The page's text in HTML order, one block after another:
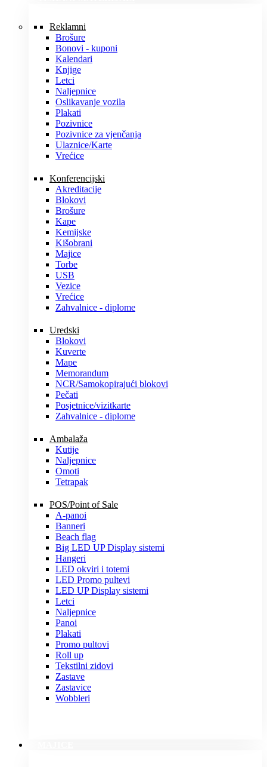
Reklamni
Brošure
Bonovi - kuponi
Kalendari
Knjige
Letci
Naljepnice
Oslikavanje vozila
Plakati
Pozivnice
Pozivnice za vjenčanja
Ulaznice/Karte
Vrećice
Konferencijski
Akreditacije
Blokovi
Brošure
Kape
Kemijske
Kišobrani
Majice
Torbe
USB
Vezice
Vrećice
Zahvalnice - diplome
Uredski
Blokovi
Kuverte
Mape
Memorandum
NCR/Samokopirajući blokovi
Pečati
Posjetnice/vizitkarte
Zahvalnice - diplome
Ambalaža
Kutije
Naljepnice
Omoti
Tetrapak
POS/Point of Sale
A-panoi
Banneri
Beach flag
Big LED UP Display sistemi
Hangeri
LED okviri i totemi
LED Promo pultevi
LED UP Display sistemi
Letci
Naljepnice
Panoi
Plakati
Promo pultovi
Roll up
Tekstilni zidovi
Zastave
Zastavice
Wobbleri